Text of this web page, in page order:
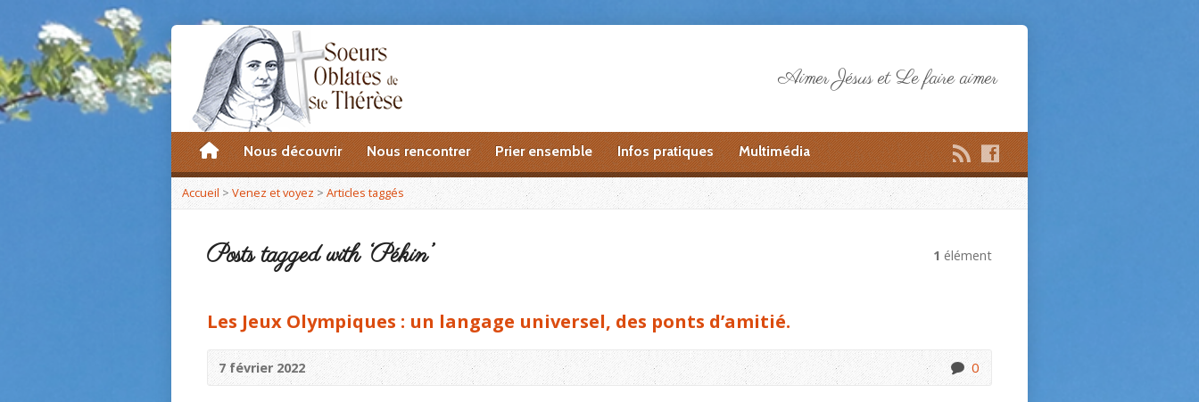
Aimer Jésus et Le faire aimer
accueilNous découvrir Nous rencontrer Prier ensemble Infos pratiques Multimédia
Accueil>Venez et voyez > Articles taggés
Posts tagged with ‘Pékin’ 1 élément
Les Jeux Olympiques : un langage universel, des ponts d’amitié.
7 février 2022 0